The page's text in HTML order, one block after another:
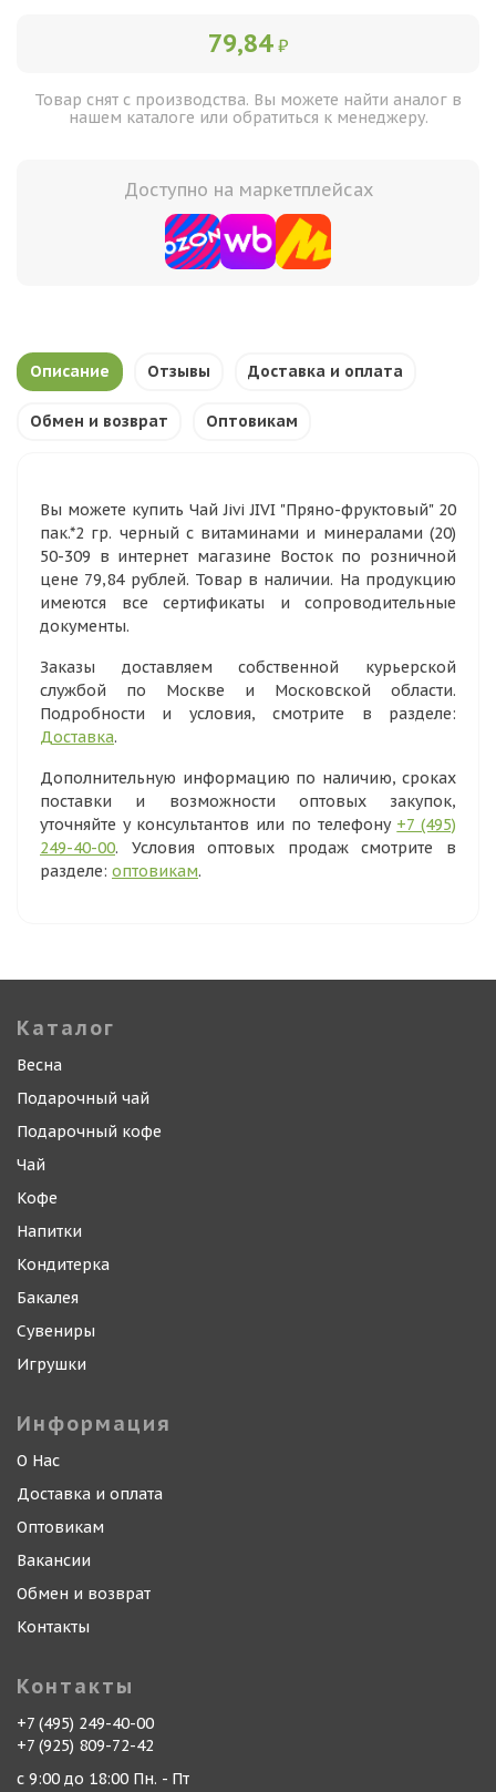
79,84 ₽
Товар снят с производства. Вы можете найти аналог в
нашем каталоге или обратиться к менеджеру.
Доступно на маркетплейсах
Описание Отзывы Доставка и оплата
Обмен и возврат Оптовикам
Вы можете купить Чай Jivi JIVI "Пряно-фруктовый" 20
пак.*2 гр. черный с витаминами и минералами (20)
50-309 в интернет магазине Восток по розничной
цене 79,84 рублей. Товар в наличии. На продукцию
имеются все сертификаты и сопроводительные
документы.
Заказы доставляем собственной курьерской
службой по Москве и Московской области.
Подробности и условия, смотрите в разделе:
Доставка.
Дополнительную информацию по наличию, сроках
поставки и возможности оптовых закупок,
уточняйте у консультантов или по телефону +7 (495)
249-40-00. Условия оптовых продаж смотрите в
разделе: оптовикам.
Каталог
Весна
Подарочный чай
Подарочный кофе
Чай
Кофе
Напитки
Кондитерка
Бакалея
Сувениры
Игрушки
Информация
О Нас
Доставка и оплата
Оптовикам
Вакансии
Обмен и возврат
Контакты
Контакты
+7 (495) 249-40-00
+7 (925) 809-72-42
с 9:00 до 18:00 Пн. - Пт